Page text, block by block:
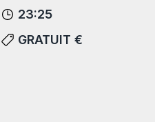
23:25
GRATUIT €